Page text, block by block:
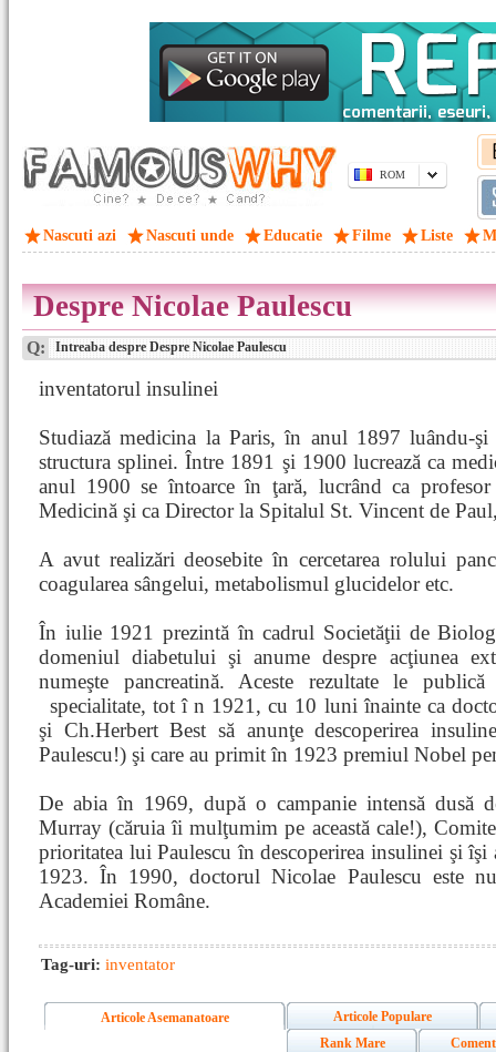
ROM
Nascuti azi Nascuti unde Educatie Filme Liste
Despre Nicolae Paulescu
Q: Intreaba despre Despre Nicolae Paulescu
inventatorul insulinei
Studiază medicina la Paris, în anul 1897 luându-
structura splinei. Între 1891 şi 1900 lucrează ca
anul 1900 se întoarce în ţară, lucrând ca
Medicină şi ca Director la Spitalul St. Vincent de
A avut realizări deosebite în cercetarea rolului
coagularea sângelui, metabolismul glucidelor etc.
În iulie 1921 prezintă în cadrul Societăţii de
domeniul diabetului şi anume despre acţiunea
numeşte pancreatină. Aceste rezultate le
specialitate, tot în 1921, cu 10 luni înainte ca
şi Ch.Herbert Best să anunţe descoperirea
Paulescu!) şi care au primit în 1923 premiul Nobel
De abia în 1969, după o campanie intensă dusă
Murray (căruia îi mulţumim pe această cale!),
prioritatea lui Paulescu în descoperirea insulinei şi
1923. În 1990, doctorul Nicolae Paulescu este
Academiei Române.
Tag-uri: inventator
Articole Asemanatoare
Articole Populare
Rank Mare